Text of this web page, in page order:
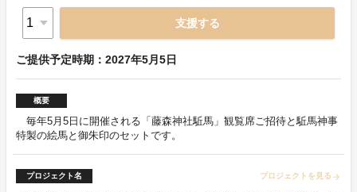
支援する
ご提供予定時期：2027年5月5日
概要
毎年5月5日に開催される「藤森神社駈馬」観覧席ご招待と駈馬神事
特製の絵馬と御朱印のセットです。
プロジェクト名 プロジェクトを見る arrow_forward